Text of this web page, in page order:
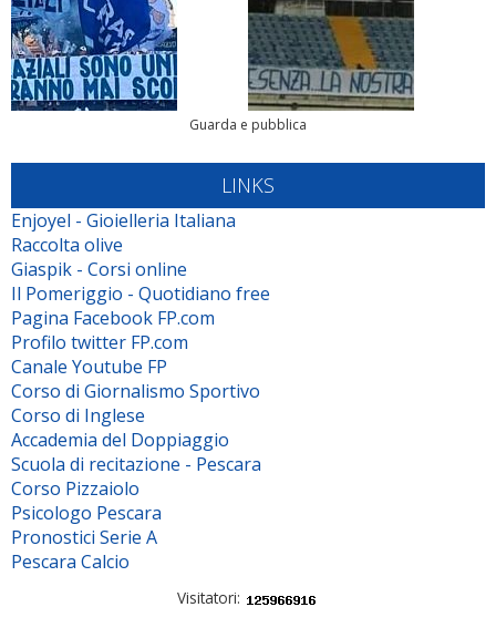
Guarda e pubblica
LINKS
Enjoyel - Gioielleria Italiana
Raccolta olive
Giaspik - Corsi online
Il Pomeriggio - Quotidiano free
Pagina Facebook FP.com
Profilo twitter FP.com
Canale Youtube FP
Corso di Giornalismo Sportivo
Corso di Inglese
Accademia del Doppiaggio
Scuola di recitazione - Pescara
Corso Pizzaiolo
Psicologo Pescara
Pronostici Serie A
Pescara Calcio
Visitatori: